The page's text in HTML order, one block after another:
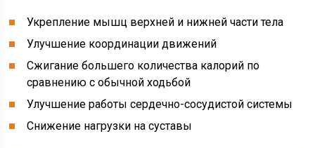
Укрепление мышц верхней и нижней части тела
Улучшение координации движений
Сжигание большего количества калорий по
сравнению с обычной ходьбой
Улучшение работы сердечно-сосудистой системы
Снижение нагрузки на суставы